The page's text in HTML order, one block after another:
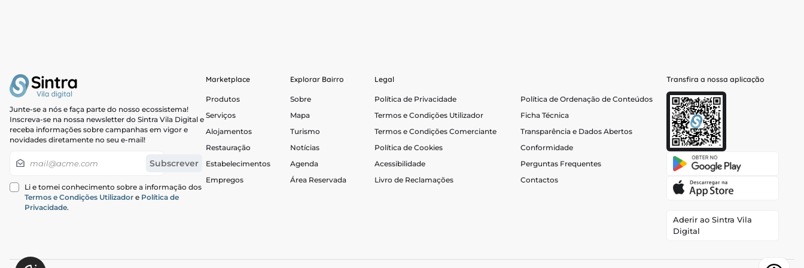
Junte-se a nós e faça parte do nosso ecossistema!
Inscreva-se na nossa newsletter do Sintra Vila Digital e
receba informações sobre campanhas em vigor e
novidades diretamente no seu e-mail!
Subscrever
Li e tomei conhecimento sobre a informação dos
Termos e Condições Utilizador e Política de
Privacidade.
Marketplace
Produtos
Serviços
Alojamentos
Restauração
Estabelecimentos
Empregos
Explorar Bairro
Sobre
Mapa
Turismo
Notícias
Agenda
Área Reservada
Legal
Política de Privacidade
Termos e Condições Utilizador
Termos e Condições Comerciante
Política de Cookies
Acessibilidade
Livro de Reclamações
Política de Ordenação de Conteúdos
Ficha Técnica
Transparência e Dados Abertos
Conformidade
Perguntas Frequentes
Contactos
Transfira a nossa aplicação
Aderir ao Sintra Vila
Digital